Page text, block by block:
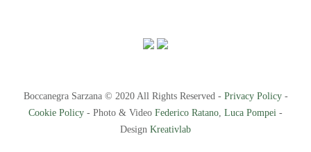
Boccanegra Sarzana © 2020 All Rights Reserved - Privacy Policy-
Cookie Policy - Photo & Video Federico Ratano, Luca Pompei -
Design Kreativlab